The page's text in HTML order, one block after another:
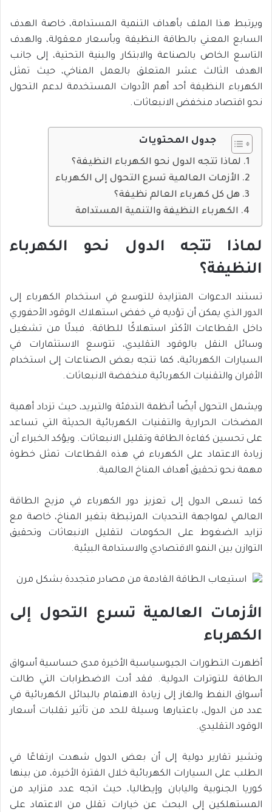
ويرتبط هذا الملف بأهداف التنمية المستدامة، خاصة الهدف
السابع المعني بالطاقة النظيفة وبأسعار معقولة، والهدف
التاسع الخاص بالصناعة والابتكار والبنية التحتية، إلى جانب
الهدف الثالث عشر المتعلق بالعمل المناخي، حيث تمثل
الكهرباء النظيفة أحد أهم الأدوات المستخدمة لدعم التحول
نحو اقتصاد منخفض الانبعاثات.
جدول المحتويات
لماذا تتجه الدول نحو الكهرباء النظيفة؟
الأزمات العالمية تسرع التحول إلى الكهرباء
هل كل كهرباء العالم نظيفة؟
الكهرباء النظيفة والتنمية المستدامة
لماذا تتجه الدول نحو الكهرباء
النظيفة؟
تستند الدعوات المتزايدة للتوسع في استخدام الكهرباء إلى
الدور الذي يمكن أن تؤديه في خفض استهلاك الوقود الأحفوري
داخل القطاعات الأكثر استهلاكًا للطاقة. فبدلًا من تشغيل
وسائل النقل بالوقود التقليدي، تتوسع الاستثمارات في
السيارات الكهربائية، كما تتجه بعض الصناعات إلى استخدام
الأفران والتقنيات الكهربائية منخفضة الانبعاثات.
ويشمل التحول أيضًا أنظمة التدفئة والتبريد، حيث تزداد أهمية
المضخات الحرارية والتقنيات الكهربائية الحديثة التي تساعد
على تحسين كفاءة الطاقة وتقليل الانبعاثات. ويؤكد الخبراء أن
زيادة الاعتماد على الكهرباء في هذه القطاعات تمثل خطوة
مهمة نحو تحقيق أهداف المناخ العالمية.
كما تسعى الدول إلى تعزيز دور الكهرباء في مزيج الطاقة
العالمي لمواجهة التحديات المرتبطة بتغير المناخ، خاصة مع
تزايد الضغوط على الحكومات لتقليل الانبعاثات وتحقيق
التوازن بين النمو الاقتصادي والاستدامة البيئية.
الأزمات العالمية تسرع التحول إلى
الكهرباء
أظهرت التطورات الجيوسياسية الأخيرة مدى حساسية أسواق
الطاقة للتوترات الدولية. فقد أدت الاضطرابات التي طالت
أسواق النفط والغاز إلى زيادة الاهتمام بالبدائل الكهربائية في
عدد من الدول، باعتبارها وسيلة للحد من تأثير تقلبات أسعار
الوقود التقليدي.
وتشير تقارير دولية إلى أن بعض الدول شهدت ارتفاعًا في
الطلب على السيارات الكهربائية خلال الفترة الأخيرة، من بينها
كوريا الجنوبية واليابان وإيطاليا، حيث اتجه عدد متزايد من
المستهلكين إلى البحث عن خيارات تقلل من الاعتماد على